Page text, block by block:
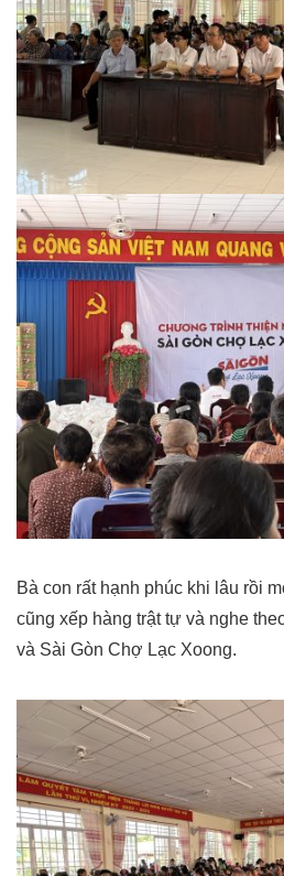
Bà con rất hạnh phúc khi lâu rồi
cũng xếp hàng trật tự và nghe
và Sài Gòn Chợ Lạc Xoong.